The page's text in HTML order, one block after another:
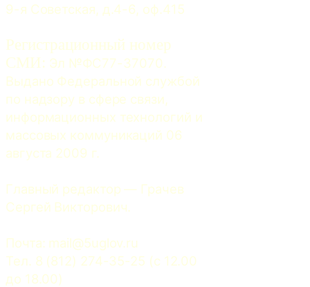
9-я Советская, д.4-6, оф.415
Регистрационный номер
СМИ: Эл №ФС77-37070.
Выдано Федеральной службой
по надзору в сфере связи,
информационных технологий и
массовых коммуникаций 06
августа 2009 г.
Главный редактор — Грачев
Сергей Викторович.
Почта: mail@5uglov.ru
Тел. 8 (812) 274-35-25 (c 12.00
до 18.00)